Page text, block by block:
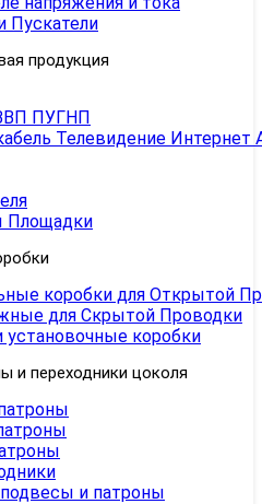
Пускатели
продукция
ПУГНП
Телевидение Интернет
Площадки
коробки для Открытой
для Скрытой Проводки
установочные коробки
и переходники цоколя
и патроны